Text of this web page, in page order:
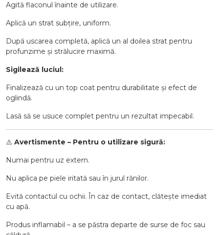
Agită flaconul înainte de utilizare.
Aplică un strat subțire, uniform.
După uscarea completă, aplică un al doilea strat pentru
profunzime și strălucire maximă.
Sigilează luciul:
Finalizează cu un top coat pentru durabilitate și efect de
oglindă.
Lasă să se usuce complet pentru un rezultat impecabil.
⚠️ Avertismente – Pentru o utilizare sigură:
Numai pentru uz extern.
Nu aplica pe piele iritată sau în jurul rănilor.
Evită contactul cu ochii. În caz de contact, clătește imediat
cu apă.
Produs inflamabil – a se păstra departe de surse de foc sau